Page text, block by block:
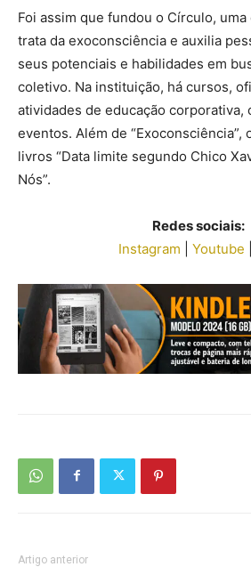
Foi assim que fundou o Círculo,
trata da exoconsciência e auxilia
seus potenciais e habilidades em
coletivo. Na instituição, há cursos,
atividades de educação corporativa,
eventos. Além de “Exoconsciência”,
livros “Data limite segundo Chico
Nós”.
Redes sociais:
Instagram
Youtube
Artigo anterior